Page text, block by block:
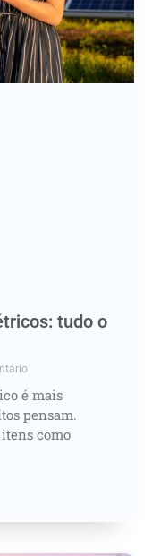
tudo o
é mais
pensam.
como